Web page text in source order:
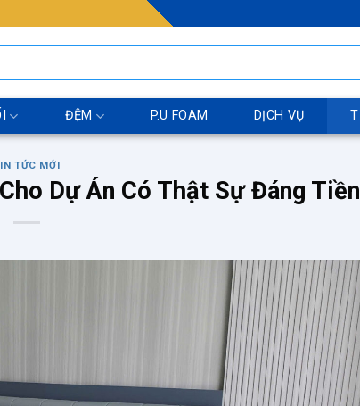
ĐỆM P.U FOAM DỊCH VỤ
TỨC MỚI
Dự Án Có Thật Sự Đáng